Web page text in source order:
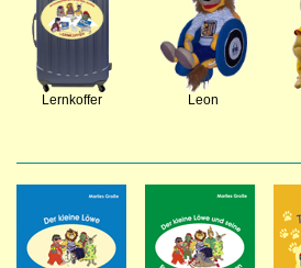
Lernkoffer Leon